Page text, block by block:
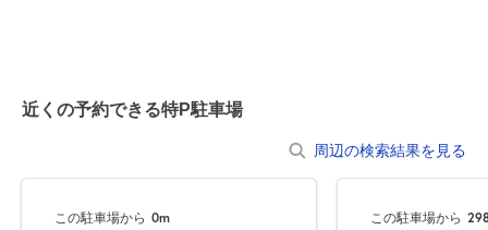
おります。
予約時は必ず利用者氏名、車名、ナンバー登録をお願い致します。
予約時に利用者氏名、車名、ナンバー登録がない場合、駐車場のご
近くの予約できる特P駐車場
周辺の検索結果を見る
この駐車場から 0m この駐車場から